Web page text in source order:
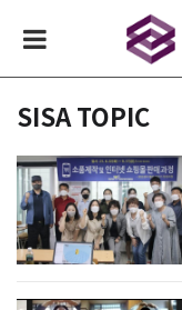
SISA TOPIC